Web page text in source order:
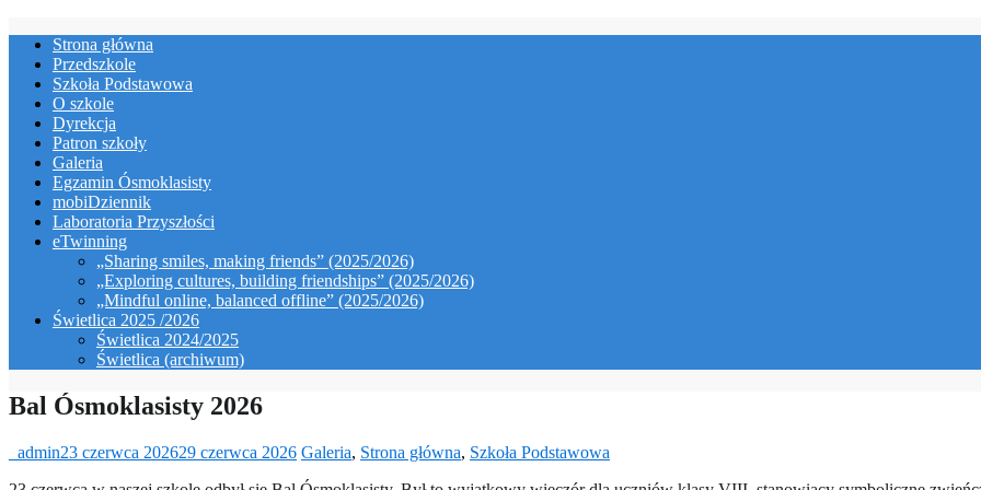
content
Strona główna
Przedszkole
Szkoła Podstawowa
O szkole
Dyrekcja
Patron szkoły
Galeria
Egzamin Ósmoklasisty
mobiDziennik
Laboratoria Przyszłości
eTwinning
„Sharing smiles, making friends” (2025/2026)
„Exploring cultures, building friendships” (2025/2026)
„Mindful online, balanced offline” (2025/2026)
Świetlica 2025 /2026
Świetlica 2024/2025
Świetlica (archiwum)
Bal Ósmoklasisty 2026
_admin23 czerwca 202629 czerwca 2026 Galeria, Strona główna, Szkoła Podstawowa